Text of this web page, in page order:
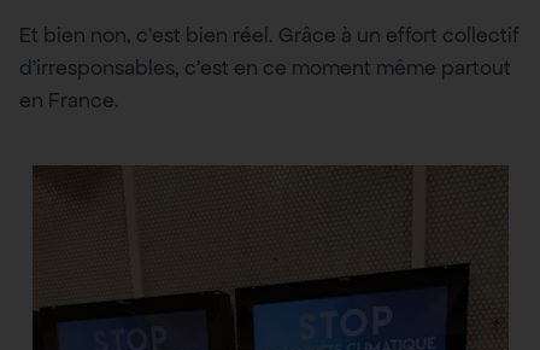
Et bien non, c’est bien réel. Grâce à un effort collectif
d’irresponsables, c’est en ce moment même partout
en France.